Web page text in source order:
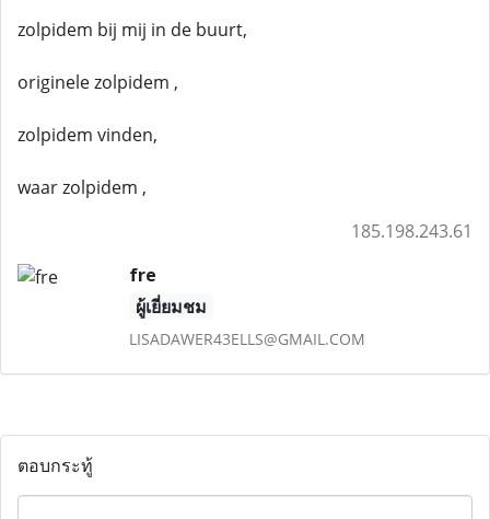
zolpidem bij mij in de buurt,
originele zolpidem ,
zolpidem vinden,
waar zolpidem ,
185.198.243.61
fre
ผู้เยี่ยมชม
LISADAWER43ELLS@GMAIL.COM
ตอบกระทู้